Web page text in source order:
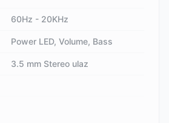
60Hz - 20KHz
Power LED, Volume, Bass
3.5 mm Stereo ulaz